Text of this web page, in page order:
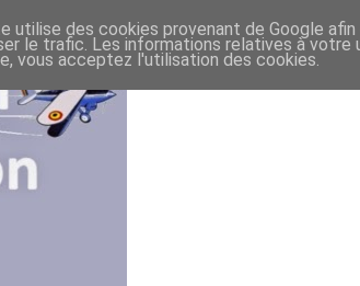
utilise des cookies provenant de Google
le trafic. Les informations relatives à
vous acceptez l'utilisation des cookies.